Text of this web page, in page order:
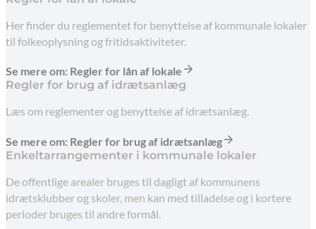
Her finder du reglementet for benyttelse af kommunale lokaler
til folkeoplysning og fritidsaktiviteter.
Se mere om: Regler for lån af lokale
Regler for brug af idrætsanlæg
Læs om reglementer og benyttelse af idrætsanlæg.
Se mere om: Regler for brug af idrætsanlæg
Enkeltarrangementer i kommunale lokaler
De offentlige arealer bruges til dagligt af kommunens
idrætsklubber og skoler, men kan med tilladelse og i kortere
perioder bruges til andre formål.